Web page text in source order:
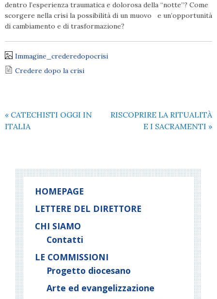
dentro l’esperienza traumatica e dolorosa della “notte”? Come
scorgere nella crisi la possibilità di un muovo e un’opportunità
di cambiamento e di trasformazione?
Immagine_crederedopocrisi
Credere dopo la crisi
« CATECHISTI OGGI IN
ITALIA
RISCOPRIRE LA RITUALITÀ
E I SACRAMENTI »
HOMEPAGE
LETTERE DEL DIRETTORE
CHI SIAMO
Contatti
LE COMMISSIONI
Progetto diocesano
Arte ed evangelizzazione